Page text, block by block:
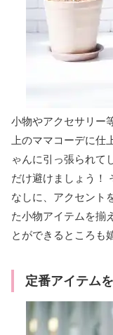
小物やアクセサリー
上のママコーデに仕上げます。 ピアスや
ゃんに引っ張られて
だけ避けましょう！ その代わりに、ベルトや帽子などで着こ
なしに、アクセントを加
た小物アイテムを揃
とができるところも
定番アイテム